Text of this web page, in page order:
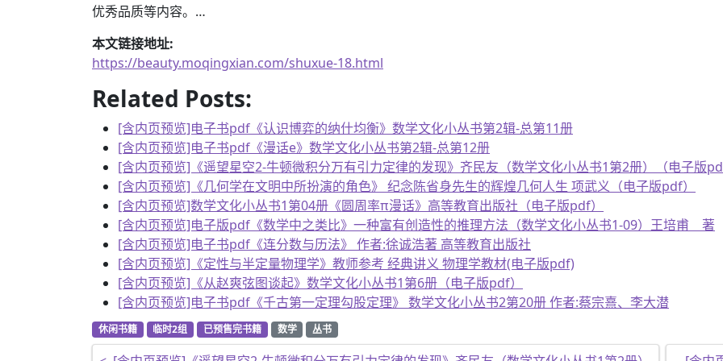
优秀品质等内容。…
本文链接地址:
https://beauty.moqingxian.com/shuxue-18.html
Related Posts:
[含内页预览]电子书pdf《认识博弈的纳什均衡》数学文化小丛书第2辑-总第11册
[含内页预览]电子书pdf《漫话e》数学文化小丛书第2辑-总第12册
[含内页预览]《遥望星空2-牛顿微积分万有引力定律的发现》齐民友（数学文化小丛书1第2册）（电子版
[含内页预览]《几何学在文明中所扮演的角色》 纪念陈省身先生的辉煌几何人生 项武义（电子版pdf）
[含内页预览]数学文化小丛书1第04册《圆周率π漫话》高等教育出版社（电子版pdf）
[含内页预览]电子版pdf《数学中之类比》一种富有创造性的推理方法（数学文化小丛书1-09）王培甫 著
[含内页预览]电子书pdf《连分数与历法》 作者:徐诚浩著 高等教育出版社
[含内页预览]《定性与半定量物理学》教师参考 经典讲义 物理学教材(电子版pdf)
[含内页预览]《从赵爽弦图谈起》数学文化小丛书1第6册（电子版pdf）
[含内页预览]电子书pdf《千古第一定理勾股定理》 数学文化小丛书2第20册 作者:蔡宗熹、李大潜
休闲书籍 临时2组 已预售完书籍 数学 丛书